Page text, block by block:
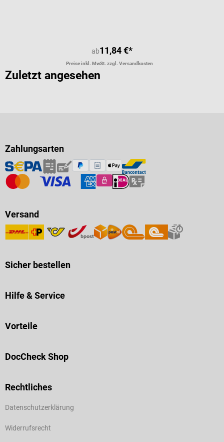
ab11,84 €*
Preise inkl. MwSt. zzgl. Versandkosten
Zuletzt angesehen
Zahlungsarten
Versand
Sicher bestellen
Hilfe & Service
Vorteile
DocCheck Shop
Rechtliches
Datenschutzerklärung
Widerrufsrecht